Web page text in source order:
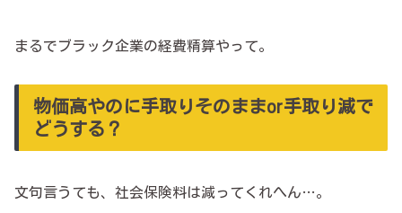
まるでブラック企業の経費精算やって。
物価高やのに手取りそのままor手取り減で
どうする？
文句言うても、社会保険料は減ってくれへん…。